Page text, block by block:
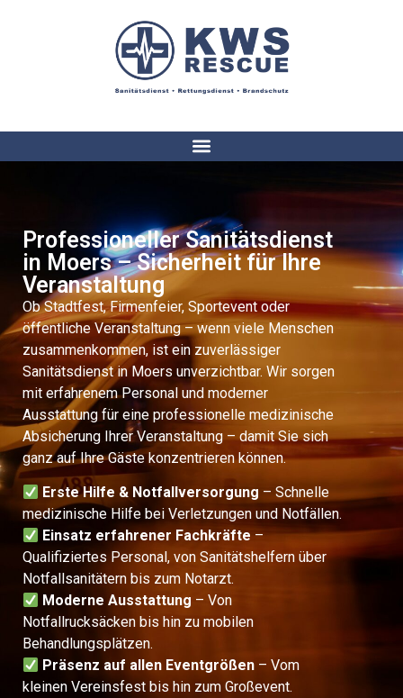
Professioneller Sanitätsdienst
in Moers – Sicherheit für Ihre
Veranstaltung
Ob Stadtfest, Firmenfeier, Sportevent oder
öffentliche Veranstaltung – wenn viele Menschen
zusammenkommen, ist ein zuverlässiger
Sanitätsdienst in Moers unverzichtbar. Wir sorgen
mit erfahrenem Personal und moderner
Ausstattung für eine professionelle medizinische
Absicherung Ihrer Veranstaltung – damit Sie sich
ganz auf Ihre Gäste konzentrieren können.
Erste Hilfe & Notfallversorgung – Schnelle
medizinische Hilfe bei Verletzungen und Notfällen.
Einsatz erfahrener Fachkräfte –
Qualifiziertes Personal, von Sanitätshelfern über
Notfallsanitätern bis zum Notarzt.
Moderne Ausstattung – Von
Notfallrucksäcken bis hin zu mobilen
Behandlungsplätzen.
Präsenz auf allen Eventgrößen – Vom
kleinen Vereinsfest bis hin zum Großevent.